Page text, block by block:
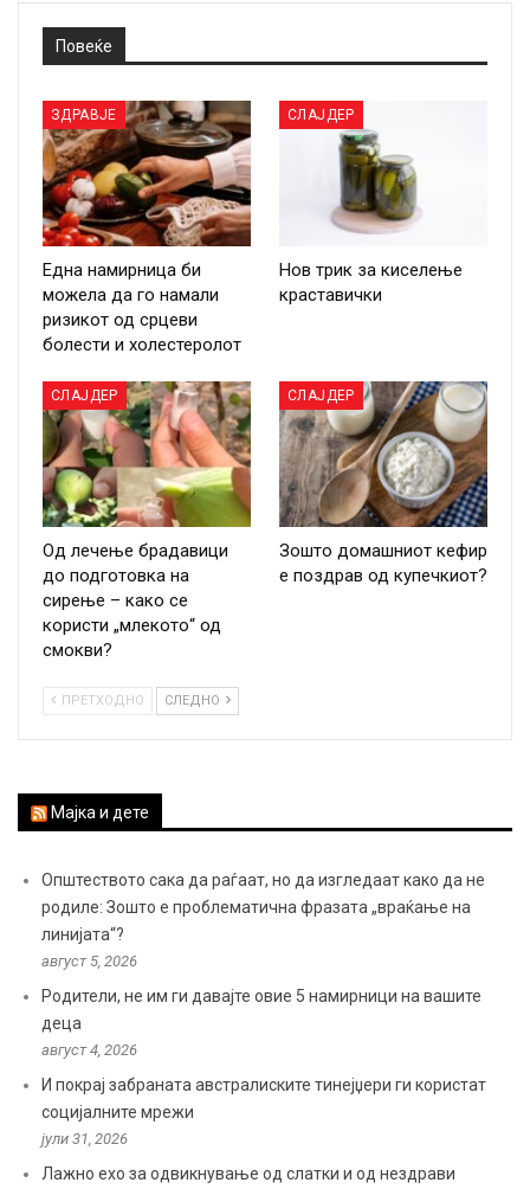
Повеќе
ЗДРАВЈЕ
Една намирница би
можела да го намали
ризикот од срцеви
болести и холестеролот
СЛАЈДЕР
Нов трик за киселење
краставички
СЛАЈДЕР
Од лечење брадавици
до подготовка на
сирење – како се
користи „млекото“ од
смокви?
СЛАЈДЕР
Зошто домашниот кефир
е поздрав од купечкиот?
ПРЕТХОДНО СЛЕДНО
Мајка и дете
Општеството сака да раѓаат, но да изгледаат како да не
родиле: Зошто е проблематична фразата „враќање на
линијата“?
август 5, 2026
Родители, не им ги давајте овие 5 намирници на вашите
деца
август 4, 2026
И покрај забраната австралиските тинејџери ги користат
социјалните мрежи
јули 31, 2026
Лажно ехо за одвикнување од слатки и од нездрави